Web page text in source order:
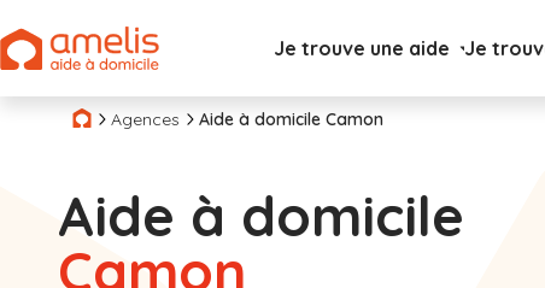
Je trouve une aide Je
Agences Aide à domicile Camon
Aide à domicile
Camon